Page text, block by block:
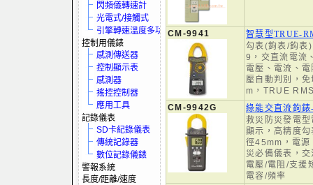
閃頻儀轉速計
光電式/接觸式
引擎轉速溫度多功電表
控制用儀錶
感測傳送器
控制顯示表
感測器
搖控控制器
應用工具
記錄儀表
SD卡紀錄儀表
傳統記錄器
數位記錄儀錶
警報系統
長度/距離/速度
CM-9941
智慧型TRUE-
勾表(鉤表/鈎表
9，交直流電流
電壓、電流、
壓自動判別，
m，TRUE
CM-9942G
綠能交直流鉤
救災防災發電
顯示，高精度
徑45mm，電源
災必備儀表，
電壓/電阻/支援
電容/頻率